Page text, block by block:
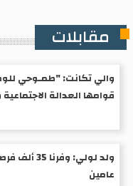
مقابلات
والي تكانت: "طمـوحي
قوامها العدالة الاجتماعية
ولد لولي:
عامين